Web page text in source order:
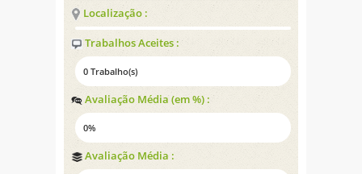
Localização :
Trabalhos Aceites :
0 Trabalho(s)
Avaliação Média (em %) :
0%
Avaliação Média :